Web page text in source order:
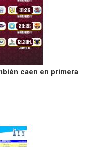
caen en primera